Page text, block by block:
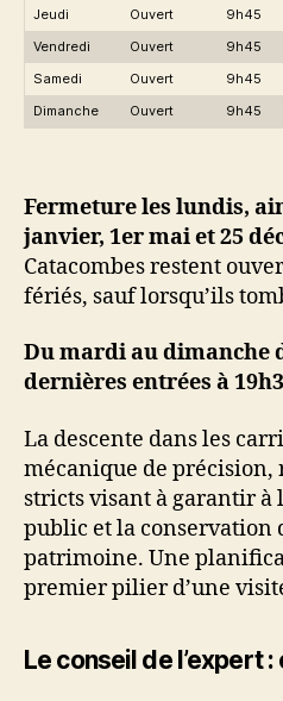
Jeudi
Ouvert 9h45
Vendredi
Ouvert 9h45
Samedi
Ouvert 9h45
Dimanche
Ouvert 9h45
Fermeture les lundis,
janvier, 1er mai et 25
Catacombes restent
fériés, sauf lorsqu’ils
Du mardi au dimanche
dernières entrées à
La descente dans les
mécanique de précision,
stricts visant à garantir à
public et la conservation
patrimoine. Une
premier pilier d’une
Le conseil de l’expert